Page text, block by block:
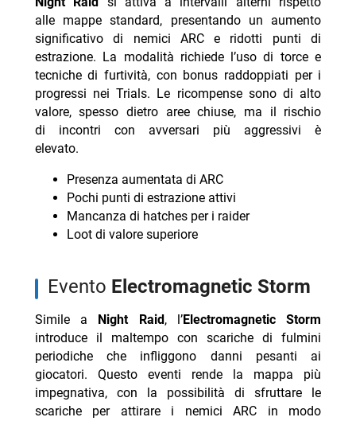
alle mappe standard, presentando un aumento
significativo di nemici ARC e ridotti punti di
estrazione. La modalità richiede l’uso di torce e
tecniche di furtività, con bonus raddoppiati per i
progressi nei Trials. Le ricompense sono di alto
valore, spesso dietro aree chiuse, ma il rischio
di incontri con avversari più aggressivi è
elevato.
Presenza aumentata di ARC
Pochi punti di estrazione attivi
Mancanza di hatches per i raider
Loot di valore superiore
evento Electromagnetic Storm
Simile a Night Raid , l’Electromagnetic Storm
introduce il maltempo con scariche di fulmini
periodiche che infliggono danni pesanti ai
giocatori. Questo eventi rende la mappa più
impegnativa, con la possibilità di sfruttare le
scariche per attirare i nemici ARC in modo